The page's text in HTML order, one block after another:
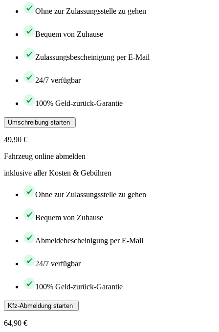
Ohne zur Zulassungsstelle zu gehen
Bequem von Zuhause
Zulassungsbescheinigung per E-Mail
24/7 verfügbar
100% Geld-zurück-Garantie
Umschreibung starten
49,90 €
Fahrzeug online abmelden
inklusive aller Kosten & Gebühren
Ohne zur Zulassungsstelle zu gehen
Bequem von Zuhause
Abmeldebescheinigung per E-Mail
24/7 verfügbar
100% Geld-zurück-Garantie
Kfz-Abmeldung starten
64,90 €